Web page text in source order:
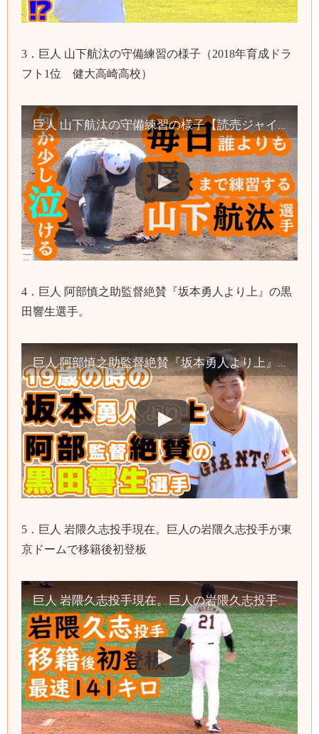
3．巨人 山下航汰の守備練習の様子（2018年育成ドラ
フト1位 健大高崎高校）
巨人 山下航汰の守備練習の様子【読売ジャイアンツ】（2018年育成ドラフト1位 健大高崎高校）
4．巨人 阿部慎之助監督絶賛『坂本勇人より上』の黒
田響生選手。
巨人 阿部慎之助監督絶賛『坂本勇人より上』の黒田響生選手。秋季練習の様子をまとめました。【読売ジャイアンツ】ジャイアンツ球場 yomiuri giants japan baseball 야구
5．巨人 岩隈久志投手現在。巨人の岩隈久志投手が東
京ドームで移籍後初登板
巨人 岩隈久志投手現在。巨人の岩隈久志投手が東京ドームで移籍後初登板 読売ジャイアンツ